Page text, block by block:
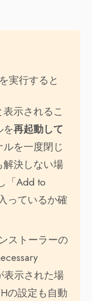
を実行すると
表示されるこ
を再起動して
を一度閉じ
決しない場
「Add to
っているか確
ストーラーの
表示された場
の設定も自動